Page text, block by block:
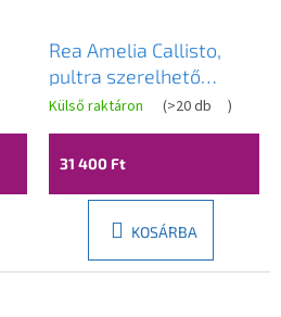
Rea Amelia Callisto,
pultra szerelhető
mosdó 480x345x135
mm, kőutánzat, REA-
U0637
Külső raktáron (>20 db )
31 400 Ft
KOSÁRBA